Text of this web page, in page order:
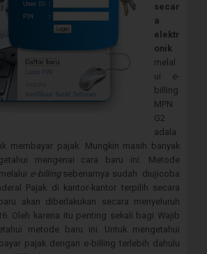
secar
a
elektr
onik
melal
ui e-
billing
MPN
G2
adala
membayar pajak. Mungkin masih banyak
mengenai cara baru ini. Metode
e-billingsebenarnya sudah diujicoba
Pajak di kantor-kantor terpilih secara
akan diberlakukan secara menyeluruh
Oleh karena itu penting sekali bagi Wajib
metode baru ini. Untuk mengetahui
pajak dengan e-billing terlebih dahulu